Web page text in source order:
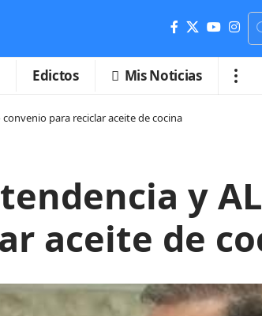
Edictos Mis Noticias
para reciclar aceite de cocina
y
aceite de